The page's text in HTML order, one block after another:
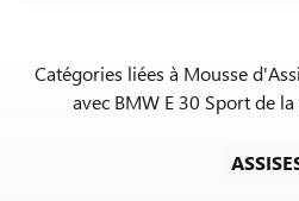
Catégories liées à Mousse
avec BMW E 30 Sport de